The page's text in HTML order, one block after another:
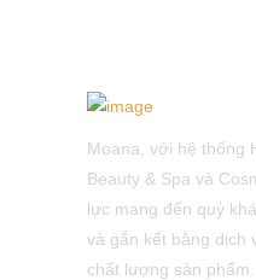
Moana, với hệ thống
Beauty & Spa và
lực mang đến quý
và gắn kết bằng dịch
chất lượng sản phẩm.